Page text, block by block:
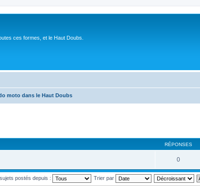
ces formes, et le Haut Doubs.
moto dans le Haut Doubs
RÉPONSES
0
postés depuis : Trier par